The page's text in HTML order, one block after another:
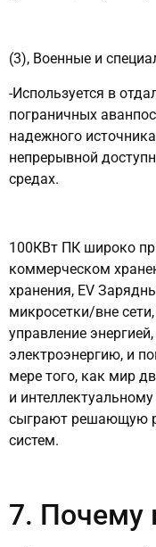
(3), Военные и
-Используется в
пограничных
надежного
непрерывной
средах.
100КВт ПК широко
коммерческом
хранения, EV
микросетки/вне
управление
электроэнергию, и
мере того, как мир
и
сыграют решающую
систем.
7. Почему